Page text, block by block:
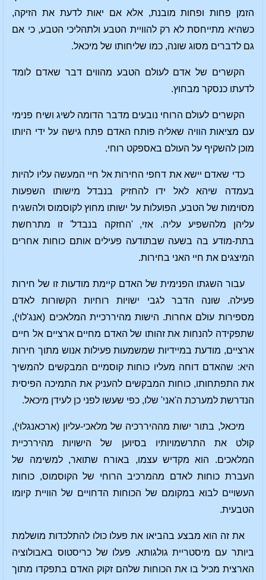
הזמן פחות ופחות מובנת, אלא אם יאות לדעת את הזיקה,
כשהיא מתייחסת לא רק להוויית הטבע ולתהליכי הטבע, כי אם
גם לדברים מסוג שונה, כמו שליחותו של מיכאל.
הקשרים של אדם לעולם הטבע מהווים דבר שאדם לומד
לדעתו כנסקר מבחוץ.
הקשרים לעולם הרוחי נובעים מדבר הדומה לשיג ושיח פנימי
עם מציאות הוויה שאליה פותח האדם פתח גישה על ידי היותו
מוכן להשקיף על העולם באספקט רוחי.
כדי שאדם יישא את דחפי החירות אל חיי המעשה עליו להיות
בעמדה שיהא לאל ידו להחזיק בנבדל מישותו השפעות
מסוימות של הטבע, הפועלות על ישותו מחוץ לקוסמוס ולהשגיח
עליהן מלהשפיע עליה. אזי, 'החזקה בנבדל' זו מתרחשת
בתת-מודע בה בשעה שבתודעה פעילים אותם כוחות אחרים
המיצגים את חיי האני בחירות.
עבור השגתו הפנימית של האדם קיימת מודעות זו של חירות
פעילה. שונה הדבר לגבי ישויות רוחיות הקשורות לאדם
מספירות עולם אחרות. הישות מהיררכיית המלאכים (אנג'לוי),
שתפקידה להנחות את זהותו של האדם מחיים ארציים אל חיים
ארציים, מודעת במיידיות שמשמעות פעילות אנוש מתוך חירות
היא: שהאדם דוחה מעליו כוחות קוסמיים המבקשים להמשיך
את התפתחותו, כוחות המבקשים להעניק את התמיכה הפיסית
הנדרשת למערכת ה'אני' שלו, כפי שעשו לפני כן לעידן מיכאל.
מיכאל, בתור ישות מההיררכיה של מלאכי-עליון (ארכאנגלוי),
קולט את התרשמויותיו בסיוען של הישויות מהיררכיית
המלאכים. הוא מקדיש עצמו, באורח שתואר, למשימה של
העברת כוחות לאדם מהמרכיב הרוחי של הקוסמוס, כוחות
העשויים לבוא במקומם של הכוחות הדחויים של הוויית קיומו
הטבעית.
את זה הוא מבצע בהביאו את פעלו כולו להתלכדות מושלמת
ביותר עם מיסטריית גולגותא. פעלו של כריסטוס באבולוציה
הארצית מכיל בו את הכוחות שלהם זקוק האדם בתפקדו מתוך